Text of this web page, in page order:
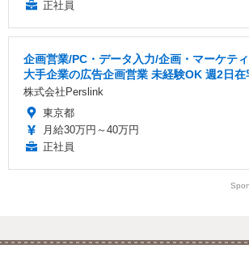
正社員
企画営業/PC・データ入力/企画・マーケテ
大手企業の広告企画営業 未経験OK 週2日在
株式会社Perslink
東京都
月給30万円～40万円
正社員